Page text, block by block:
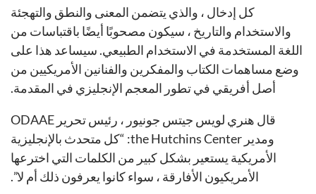
كل إدخال ، والذي يتضمن المعنى والنطق والتهجئة
والاستخدام والتاريخ ، سيكون مصحوبًا أيضًا باقتباسات من
اللغة المستخدمة في الاستخدام الطبيعي. سيساعد هذا على
وضع مساهمات الكتاب والمفكرين والفنانين الأمريكيين من
أصل أفريقي في تطور المعجم الإنجليزي في المقدمة.
قال هنري لويس جيتس جونيور ، رئيس تحرير ODAAE
ومدير the Hutchins Center: “كل متحدث بالإنجليزية
الأمريكية يستعير بشكل كبير من الكلمات التي اخترعها
الأمريكيون الأفارقة ، سواء كانوا يعرفون ذلك أم لا”.